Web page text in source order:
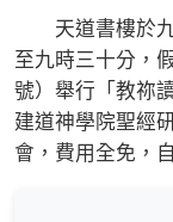
天道書樓於九
至九時三十分，
號）舉行「教祢
建道神學院聖經
會，費用全免，